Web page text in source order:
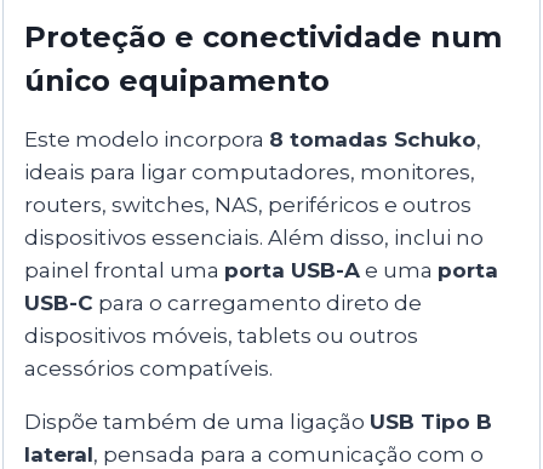
Proteção e conectividade num
único equipamento
Este modelo incorpora 8 tomadas Schuko,
ideais para ligar computadores, monitores,
routers, switches, NAS, periféricos e outros
dispositivos essenciais. Além disso, inclui no
painel frontal uma porta USB-A e uma porta
USB-C para o carregamento direto de
dispositivos móveis, tablets ou outros
acessórios compatíveis.
Dispõe também de uma ligação USB Tipo B
lateral, pensada para a comunicação com o